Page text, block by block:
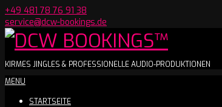
Skip
to
content
+49 481 78 76 91 38
service@dcw-bookings.de
DCW
BOOKINGS™
KIRMES JINGLES & PROFESSIONELLE AUDIO-PRODUKTIONEN
Secondary
Menu
MENU
STARTSEITE